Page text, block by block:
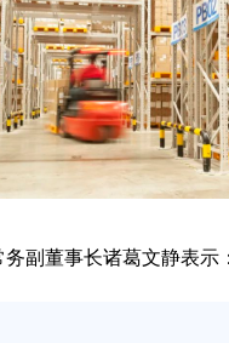
副董事长诸葛文静表示：